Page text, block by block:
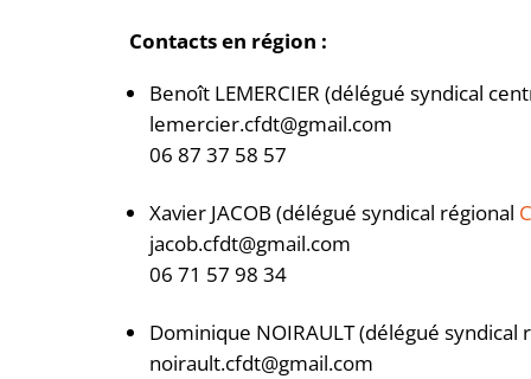
Contacts en région :
Benoît LEMERCIER (délégué syndical
lemercier.cfdt@gmail.com
06 87 37 58 57
Xavier JACOB (délégué syndical régional
jacob.cfdt@gmail.com
06 71 57 98 34
Dominique NOIRAULT (délégué syndical
noirault.cfdt@gmail.com